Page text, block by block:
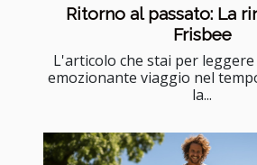
Ritorno al passato: La
Frisbee
L'articolo che stai per
emozionante viaggio nel
la...